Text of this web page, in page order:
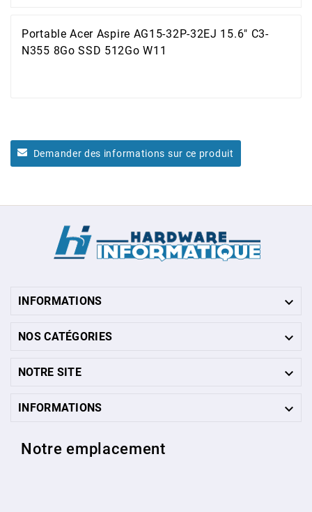
Portable Acer Aspire AG15-32P-32EJ 15.6" C3-
N355 8Go SSD 512Go W11
Demander des informations sur ce produit
INFORMATIONS 
NOS CATÉGORIES 
NOTRE SITE 
INFORMATIONS 
Notre emplacement